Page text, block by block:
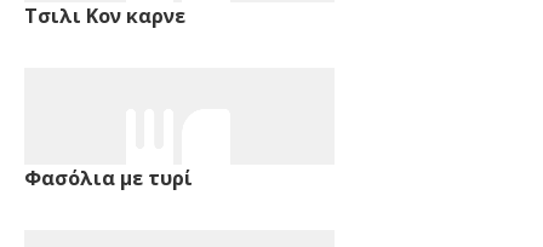
Τσιλι Κον καρνε
Φασόλια με τυρί